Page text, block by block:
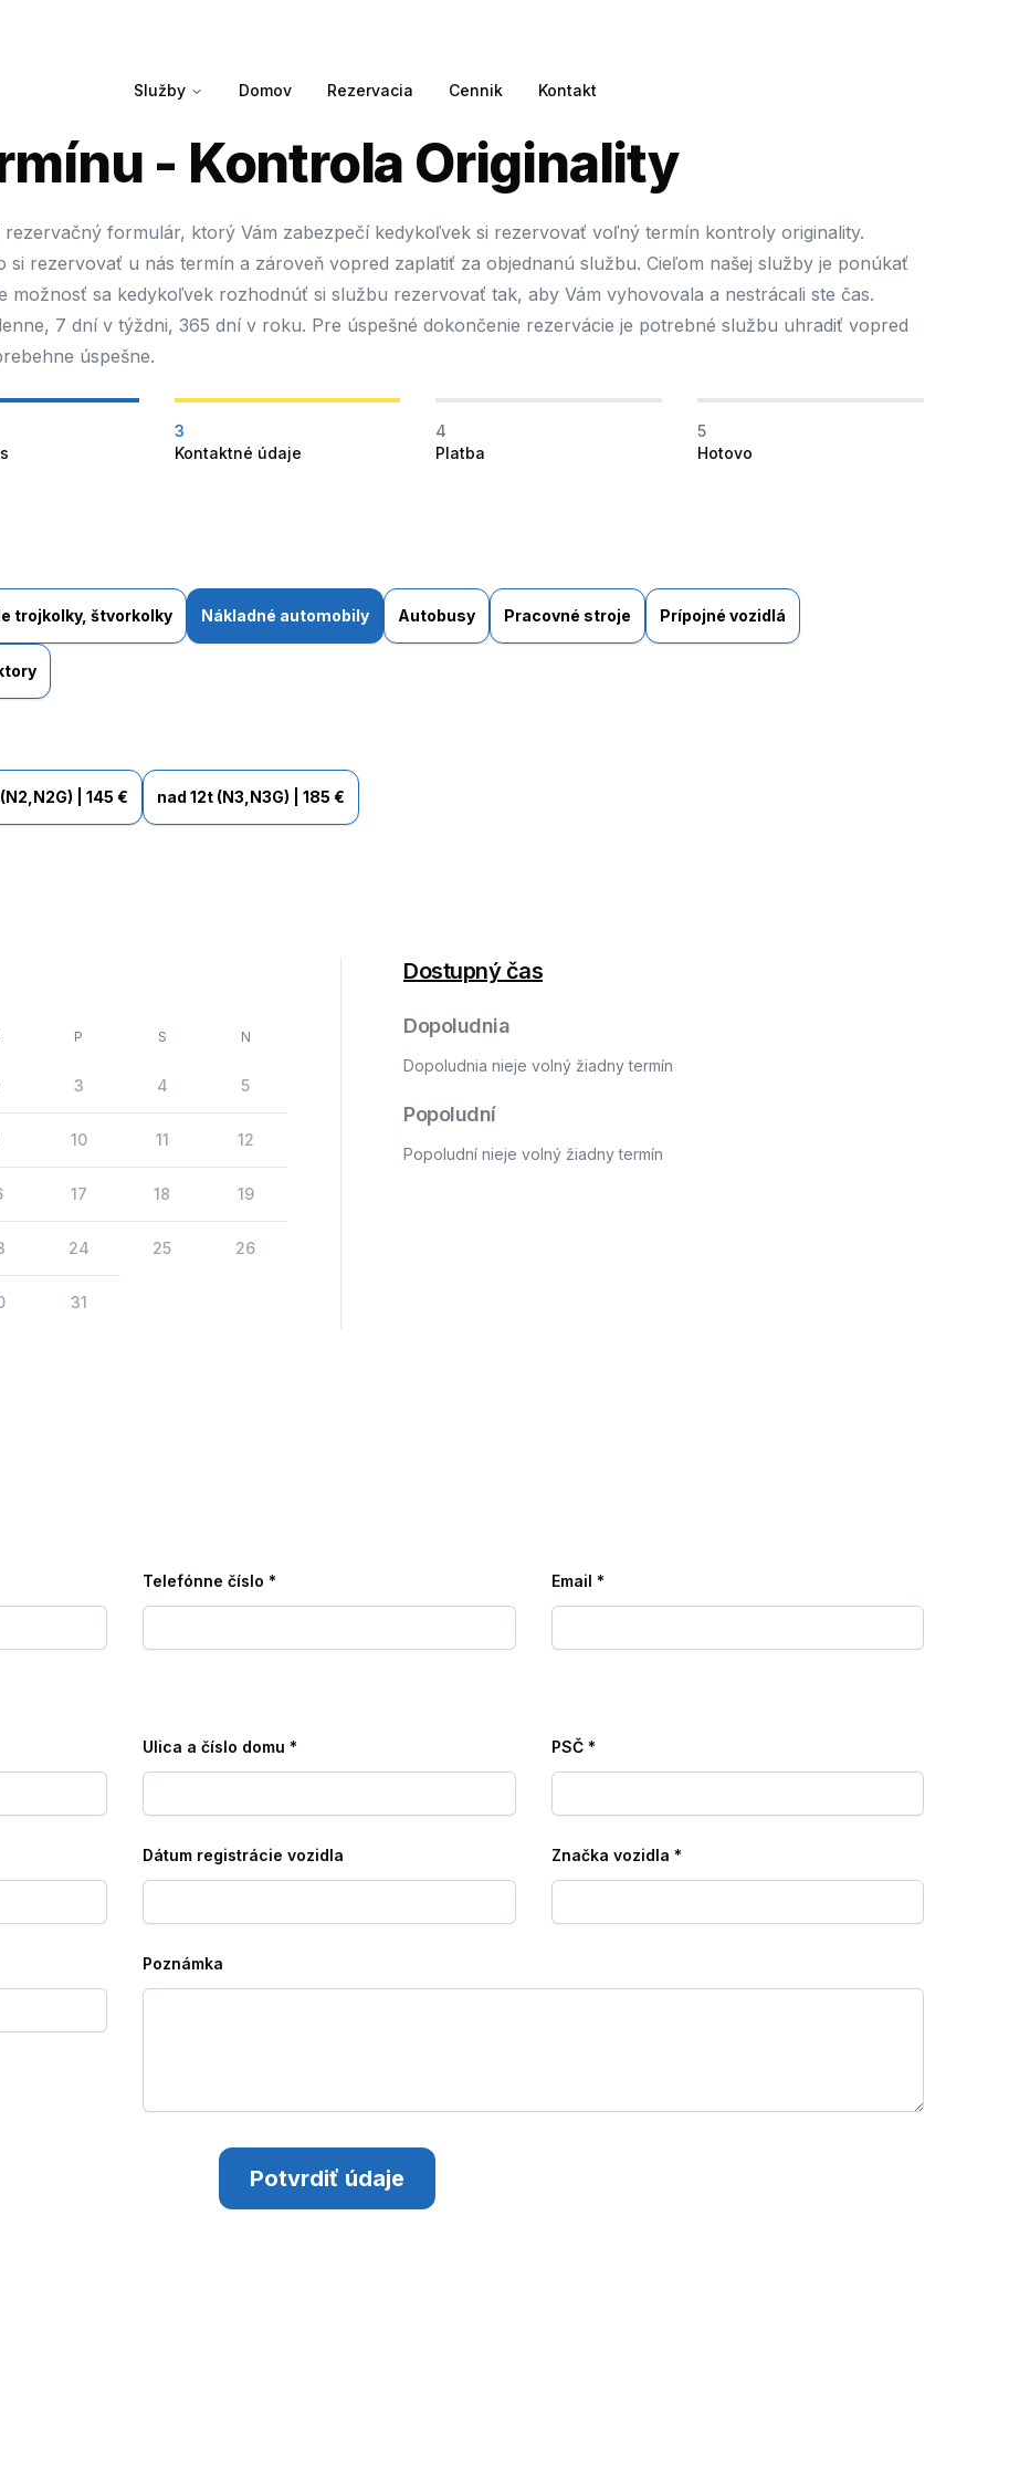
Služby Domov Rezervacia Cennik Kontakt
- Kontrola Originality
formulár, ktorý Vám zabezpečí kedykoľvek si rezervovať voľný termín kontroly originality.
si rezervovať u nás termín a zároveň vopred zaplatiť za objednanú službu. Cieľom našej služby je ponúkať
sa kedykoľvek rozhodnúť si službu rezervovať tak, aby Vám vyhovovala a nestrácali ste čas.
7 dní v týždni, 365 dní v roku. Pre úspešné dokončenie rezervácie je potrebné službu uhradiť vopred
úspešne.
3
Kontaktné údaje
4
Platba
5
Hotovo
trojkolky, štvorkolky Nákladné automobily Autobusy Pracovné stroje Prípojné vozidlá
145 € nad 12t (N3,N3G) 185 €
P S N
3 4 5
10 11 12
17 18 19
24 25 26
31
Dostupný čas
Dopoludnia
Dopoludnia nieje volný žiadny termín
Popoludní
Popoludní nieje volný žiadny termín
Telefónne číslo * Email *
Ulica a číslo domu * PSČ*
Dátum registrácie vozidla Značka vozidla *
Poznámka
Potvrdiť údaje